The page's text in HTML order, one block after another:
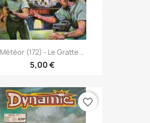
Météor (172) - Le Gratte...
5,00 €
favorite_border